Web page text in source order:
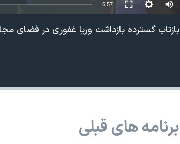
6:57
بازتاب گسترده بازداشت وریا غفوری در فضای
برنامه های قبلی